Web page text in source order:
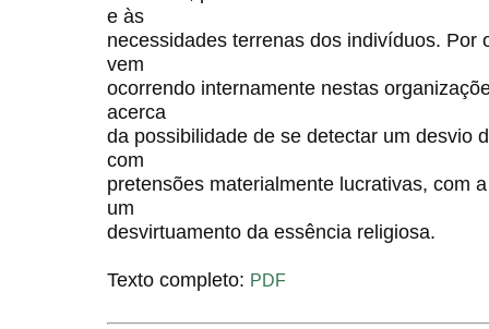
e às
necessidades terrenas dos indivíduos. Por
vem
ocorrendo internamente nestas
acerca
da possibilidade de se detectar um desvio
com
pretensões materialmente lucrativas, com
um
desvirtuamento da essência religiosa.
Texto completo: PDF